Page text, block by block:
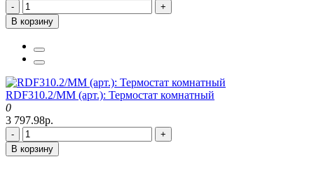
-
+
В корзину
RDF310.2/MM (арт.): Термостат комнатный
0
3 797.98р.
-
+
В корзину